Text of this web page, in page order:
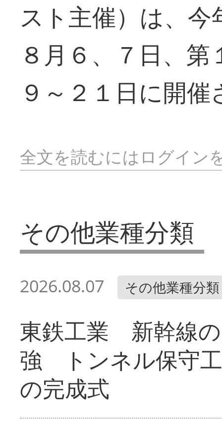
スト主催）は、
８月６、７日、
９～２１日に開催
全文を読むにはログイン
その他業種分類
2026.08.07 その他業種分類
東鉄工業 新幹線
強 トンネル保守
の完成式